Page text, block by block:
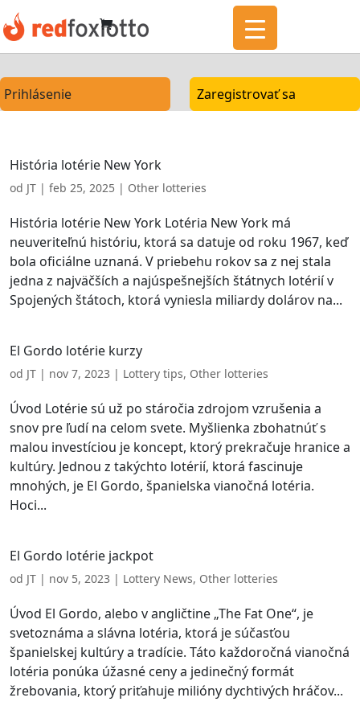
Prihlásenie Zaregistrovať sa
História lotérie New York
od JT | feb 25, 2025 | Other lotteries
História lotérie New York Lotéria New York má
neuveriteľnú históriu, ktorá sa datuje od roku 1967, keď
bola oficiálne uznaná. V priebehu rokov sa z nej stala
jedna z najväčších a najúspešnejších štátnych lotérií v
Spojených štátoch, ktorá vyniesla miliardy dolárov na...
El Gordo lotérie kurzy
od JT | nov 7, 2023 | Lottery tips, Other lotteries
Úvod Lotérie sú už po stáročia zdrojom vzrušenia a
snov pre ľudí na celom svete. Myšlienka zbohatnúť s
malou investíciou je koncept, ktorý prekračuje hranice a
kultúry. Jednou z takýchto lotérií, ktorá fascinuje
mnohých, je El Gordo, španielska vianočná lotéria.
Hoci...
El Gordo lotérie jackpot
od JT | nov 5, 2023 | Lottery News, Other lotteries
Úvod El Gordo, alebo v angličtine „The Fat One“, je
svetoznáma a slávna lotéria, ktorá je súčasťou
španielskej kultúry a tradície. Táto každoročná vianočná
lotéria ponúka úžasné ceny a jedinečný formát
žrebovania, ktorý priťahuje milióny dychtivých hráčov...